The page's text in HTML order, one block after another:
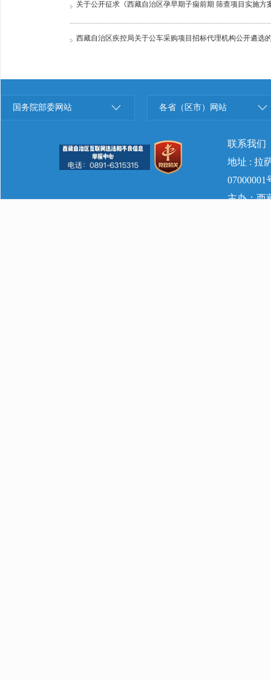
关于公开征求《西藏自治区孕早期子痫前期 筛查项目实施方
西藏自治区疾控局关于公车采购项目招标代理机构公开遴选
国务院部委网站 各省（区市）网站
联系我们
地址 : 拉
07000001
主办：西